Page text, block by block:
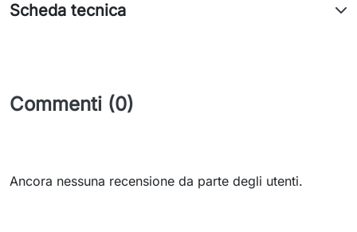
Scheda tecnica
Commenti (0)
Ancora nessuna recensione da parte degli utenti.